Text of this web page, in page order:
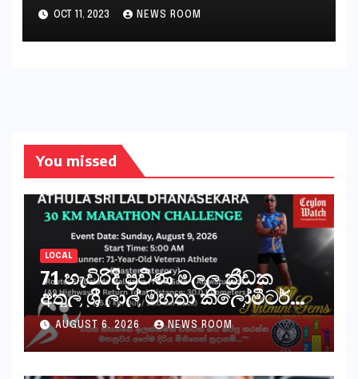
කරන්නේ?
OCT 11, 2023 NEWS ROOM
You missed
LOCAL
71 හැවිරිදි ප්‍රවීණ මලල ක්‍රීඩක
අතුල ශ්‍රී ලාල් මහතා කිලෝමීටර්
30ක විශේෂ මැරතන් ධාවන
අභියෝගයකට සැරසෙයි
AUGUST 6, 2026 NEWS ROOM